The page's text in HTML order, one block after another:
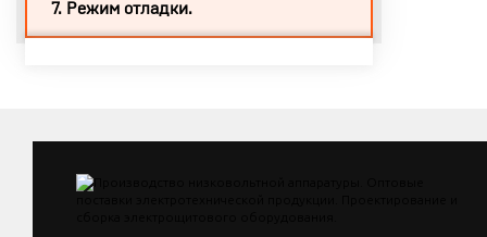
7. Режим отладки.